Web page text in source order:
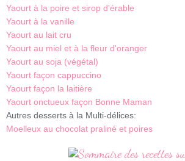
Yaourt à la poire et sirop d'érable
Yaourt à la vanille
Yaourt au lait cru
Yaourt au miel et à la fleur d'oranger
Yaourt au soja (végétal)
Yaourt façon cappuccino
Yaourt façon la laitière
Yaourt onctueux façon Bonne Maman
Autres desserts à la Multi-délices:
Moelleux au chocolat praliné et poires